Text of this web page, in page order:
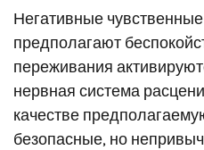
Негативные
предполагают
переживания
нервная система
качестве
безопасные, но